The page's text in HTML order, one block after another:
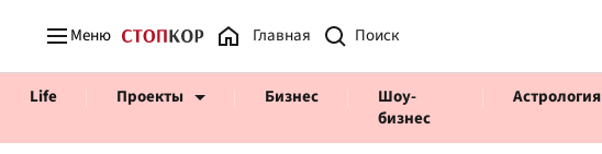
Меню Главная
Life Проекты Бизнес
Шоу-
бизнес
Астрология